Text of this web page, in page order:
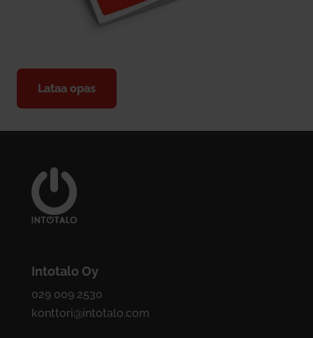
Lataa opas
Intotalo Oy
029 009 2530
konttori@intotalo.com